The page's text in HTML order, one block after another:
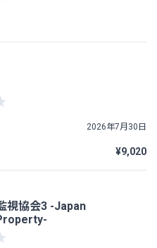
¥9,020
2026年7月30日
視協会3 -Japan